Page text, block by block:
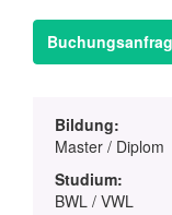
Bildung:
Master / Diplom
Studium:
BWL / VWL